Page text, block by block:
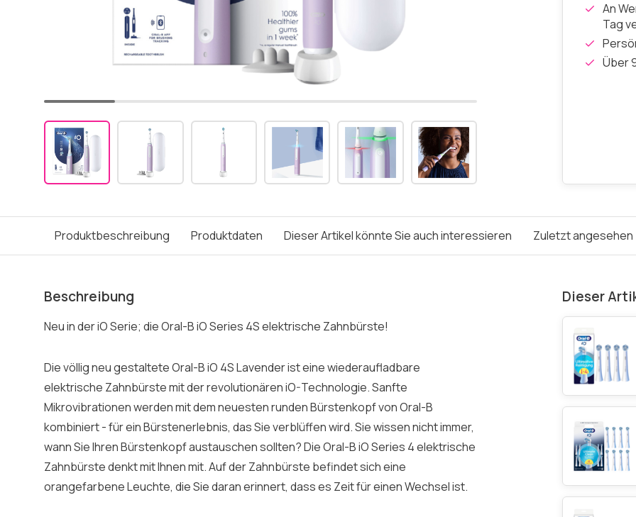
An
Tag
Über
Produktbeschreibung Produktdaten Dieser Artikel könnte Sie auch interessieren Zuletzt angesehen
Beschreibung
Neu in der iO Serie; die Oral-B iO Series 4S elektrische Zahnbürste!
Die völlig neu gestaltete Oral-B iO 4S Lavender ist eine wiederaufladbare
elektrische Zahnbürste mit der revolutionären iO-Technologie. Sanfte
Mikrovibrationen werden mit dem neuesten runden Bürstenkopf von Oral-B
kombiniert - für ein Bürstenerlebnis, das Sie verblüffen wird. Sie wissen nicht immer,
wann Sie Ihren Bürstenkopf austauschen sollten? Die Oral-B iO Series 4 elektrische
Zahnbürste denkt mit Ihnen mit. Auf der Zahnbürste befindet sich eine
orangefarbene Leuchte, die Sie daran erinnert, dass es Zeit für einen Wechsel ist.
Dieser